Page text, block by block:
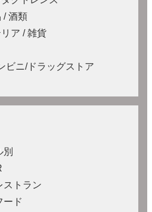
/ 酒類
ア / 雑貨
ビニ/ドラッグストア
ストラン
ード